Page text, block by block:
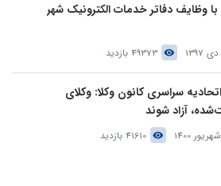
وظایف دفاتر خدمات الکترونیک شهر
49373 بازدید
سراسری کانون وکلا: وکلای
آزاد شوند
41610 بازدید